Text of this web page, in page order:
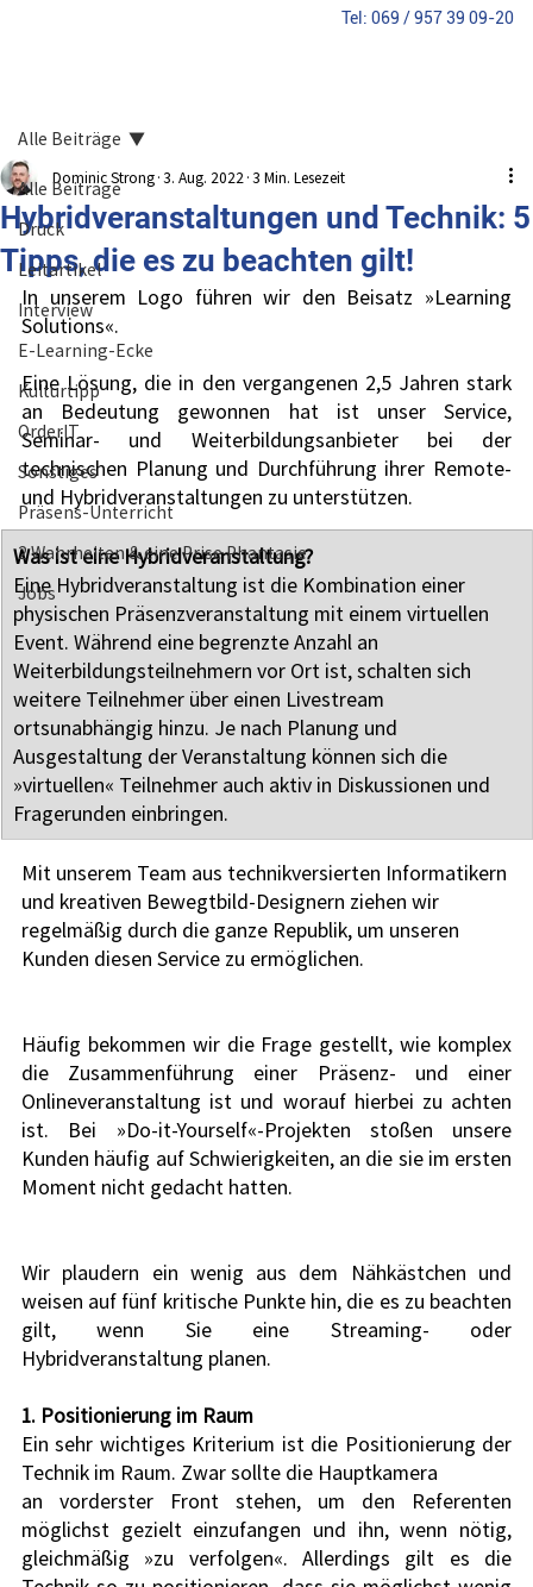
​Tel: 069 / 957 39 09-20
Alle Beiträge
Druck
Leitartikel
Interview
E-Learning-Ecke
Kulturtipp
OrderIT
Sonstiges
Präsens-Unterricht
2 Wahrheiten & eine Prise Phantasie
Jobs
Alle Beiträge
Hybridveranstaltungen und Technik: 5
Tipps, die es zu beachten gilt!
Dominic Strong 3. Aug. 2022 3 Min. Lesezeit
In unserem Logo führen wir den Beisatz »Learning
Solutions«.
Eine Lösung, die in den vergangenen 2,5 Jahren stark
an Bedeutung gewonnen hat ist unser Service,
Seminar- und Weiterbildungsanbieter bei der
technischen Planung und Durchführung ihrer Remote-
und Hybridveranstaltungen zu unterstützen.
Was ist eine Hybridveranstaltung?
Eine Hybridveranstaltung ist die Kombination einer
physischen Präsenzveranstaltung mit einem virtuellen
Event. Während eine begrenzte Anzahl an
Weiterbildungsteilnehmern vor Ort ist, schalten sich
weitere Teilnehmer über einen Livestream
ortsunabhängig hinzu. Je nach Planung und
Ausgestaltung der Veranstaltung können sich die
»virtuellen« Teilnehmer auch aktiv in Diskussionen und
Fragerunden einbringen.
Mit unserem Team aus technikversierten Informatikern
und kreativen Bewegtbild-Designern ziehen wir
regelmäßig durch die ganze Republik, um unseren
Kunden diesen Service zu ermöglichen.
Häufig bekommen wir die Frage gestellt, wie komplex
die Zusammenführung einer Präsenz- und einer
Onlineveranstaltung ist und worauf hierbei zu achten
ist. Bei »Do-it-Yourself«-Projekten stoßen unsere
Kunden häufig auf Schwierigkeiten, an die sie im ersten
Moment nicht gedacht hatten.
Wir plaudern ein wenig aus dem Nähkästchen und
weisen auf fünf kritische Punkte hin, die es zu beachten
gilt, wenn Sie eine Streaming- oder
1. Positionierung im Raum
Ein sehr wichtiges Kriterium ist die Positionierung der
Technik im Raum. Zwar sollte die Hauptkamera
an vorderster Front stehen, um den Referenten
möglichst gezielt einzufangen und ihn, wenn nötig,
gleichmäßig »zu verfolgen«. Allerdings gilt es die